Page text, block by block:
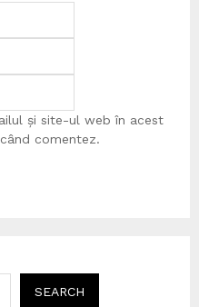
și site-ul web în acest
comentez.
SEARCH